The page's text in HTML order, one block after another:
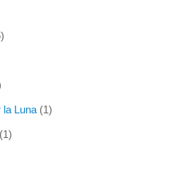
la Luna(1)
(1)